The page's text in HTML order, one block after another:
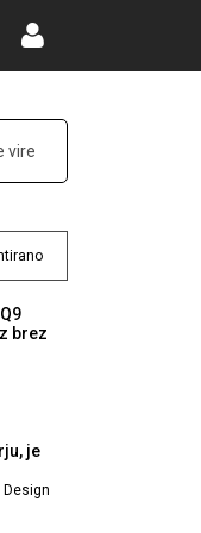
vire
brez
je
Design